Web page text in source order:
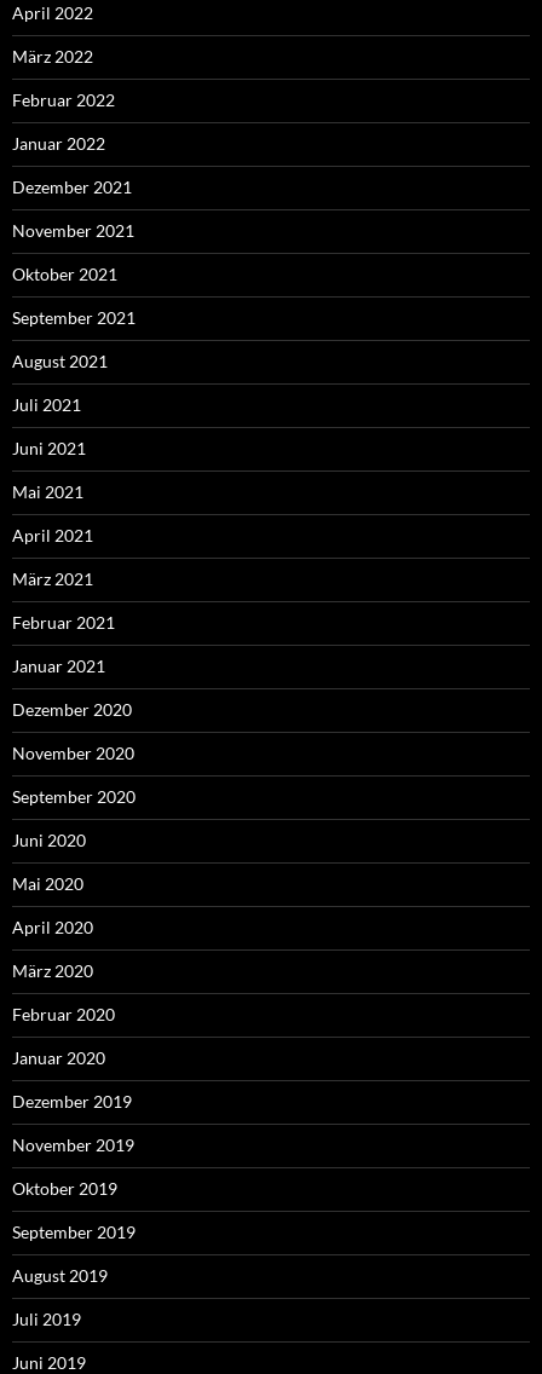
April 2022
März 2022
Februar 2022
Januar 2022
Dezember 2021
November 2021
Oktober 2021
September 2021
August 2021
Juli 2021
Juni 2021
Mai 2021
April 2021
März 2021
Februar 2021
Januar 2021
Dezember 2020
November 2020
September 2020
Juni 2020
Mai 2020
April 2020
März 2020
Februar 2020
Januar 2020
Dezember 2019
November 2019
Oktober 2019
September 2019
August 2019
Juli 2019
Juni 2019